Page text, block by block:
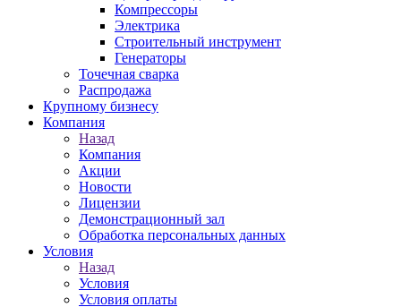
Компрессоры
Электрика
Строительный инструмент
Генераторы
Точечная сварка
Распродажа
Крупному бизнесу
Компания
Назад
Компания
Акции
Новости
Лицензии
Демонстрационный зал
Обработка персональных данных
Условия
Назад
Условия
Условия оплаты